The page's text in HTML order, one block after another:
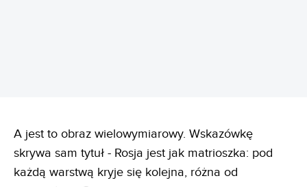
A jest to obraz wielowymiarowy. Wskazówkę
skrywa sam tytuł - Rosja jest jak matrioszka: pod
każdą warstwą kryje się kolejna, różna od